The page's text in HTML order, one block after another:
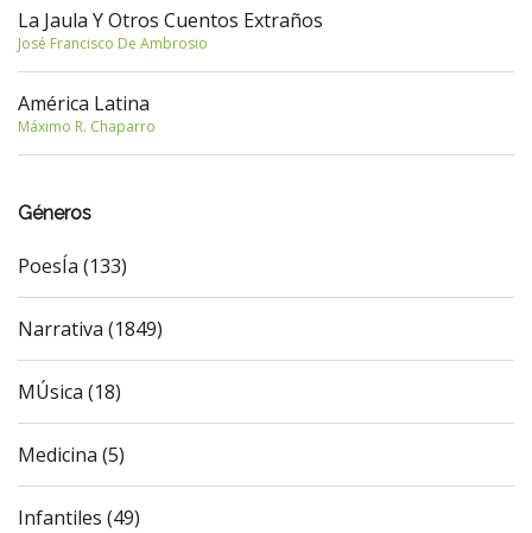
La Jaula Y Otros Cuentos Extraños
José Francisco De Ambrosio
América Latina
Máximo R. Chaparro
Géneros
PoesÍa (133)
Narrativa (1849)
MÚsica (18)
Medicina (5)
Infantiles (49)